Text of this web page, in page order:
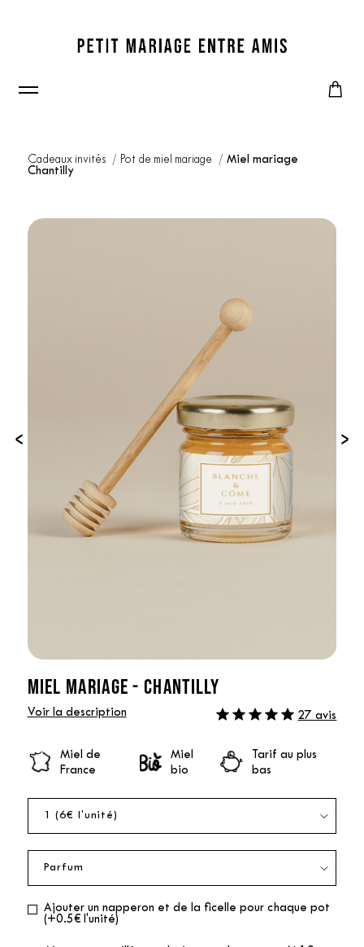
Cadeaux invités Pot de miel mariage
Miel mariage
Chantilly
‹ ›
MIEL MARIAGE - CHANTILLY
Voir la description 27 avis
Miel de
France
Miel
bio
Tarif au plus
bas
Ajouter un napperon et de la ficelle pour chaque pot
(+0.5€ l'unité)